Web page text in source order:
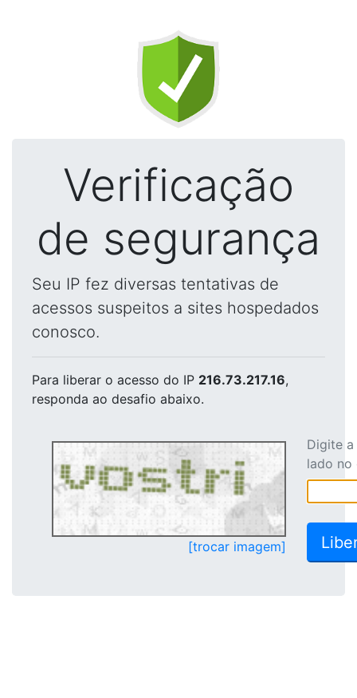
Verificação
de segurança
Seu IP fez diversas tentativas de
acessos suspeitos a sites hospedados
conosco.
Para liberar o acesso do IP 216.73.217.16,
responda ao desafio abaixo.
[trocar imagem]
Digite
lado no